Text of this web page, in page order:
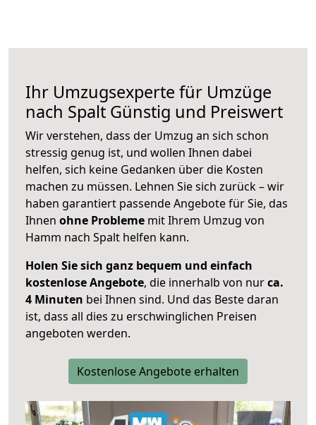
Ihr Umzugsexperte für Umzüge
nach Spalt Günstig und Preiswert
Wir verstehen, dass der Umzug an sich schon
stressig genug ist, und wollen Ihnen dabei
helfen, sich keine Gedanken über die Kosten
machen zu müssen. Lehnen Sie sich zurück – wir
haben garantiert passende Angebote für Sie, das
Ihnen ohne Probleme mit Ihrem Umzug von
Hamm nach Spalt helfen kann.
Holen Sie sich ganz bequem und einfach
kostenlose Angebote, die innerhalb von nurca.
4 Minuten bei Ihnen sind. Und das Beste daran
ist, dass all dies zu erschwinglichen Preisen
angeboten werden.
Kostenlose Angebote erhalten